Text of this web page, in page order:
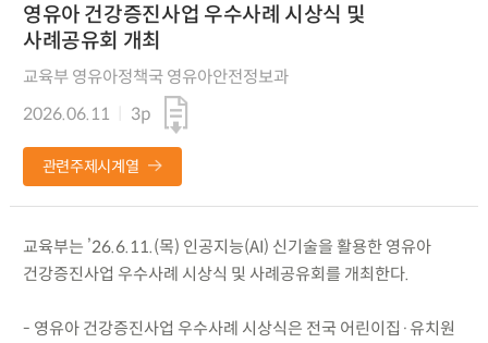
영유아 건강증진사업 우수사례 시상식 및
사례공유회 개최
교육부 영유아정책국 영유아안전정보과
2026.06.11
3p
관련주제시계열
교육부는 ’26.6.11.(목) 인공지능(AI) 신기술을 활용한 영유아
건강증진사업 우수사례 시상식 및 사례공유회를 개최한다.
- 영유아 건강증진사업 우수사례 시상식은 전국 어린이집·유치원